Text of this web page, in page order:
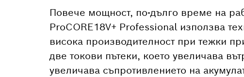
Повече мощност, по-дълго време на
ProCORE18V+ Professional използва
висока производителност при тежки
две токови пътеки, което увеличава
увеличава съпротивлението на